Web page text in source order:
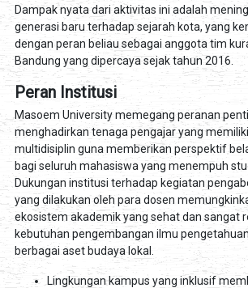
Dampak nyata dari aktivitas ini adalah
generasi baru terhadap sejarah kota, yang
dengan peran beliau sebagai anggota tim
Bandung yang dipercaya sejak tahun 2016.
Peran Institusi
Masoem University memegang peranan
menghadirkan tenaga pengajar yang
multidisiplin guna memberikan perspektif
bagi seluruh mahasiswa yang menempuh
Dukungan institusi terhadap kegiatan
yang dilakukan oleh para dosen
ekosistem akademik yang sehat dan sangat
kebutuhan pengembangan ilmu
berbagai aset budaya lokal.
Lingkungan kampus yang inklusif